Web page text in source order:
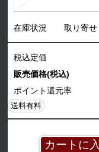
在庫状況 取り寄せ
税込定価
販売価格(税込)
ポイント還元率
送料有料